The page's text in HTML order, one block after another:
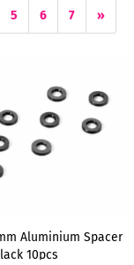
5 6 7 »
Aluminium Spacer
10pcs